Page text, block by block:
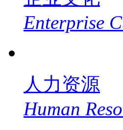
Enterprise
人力资源
Human